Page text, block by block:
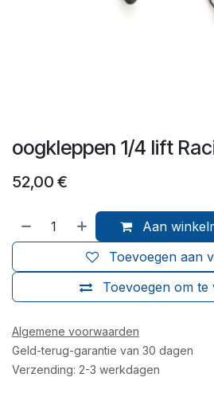
oogkleppen 1/4 lift
52,00 €
Aan
Toevoegen om te
Toevoegen aan
Algemene voorwaarden
Geld-terug-garantie van 30 dagen
Verzending: 2-3 werkdagen